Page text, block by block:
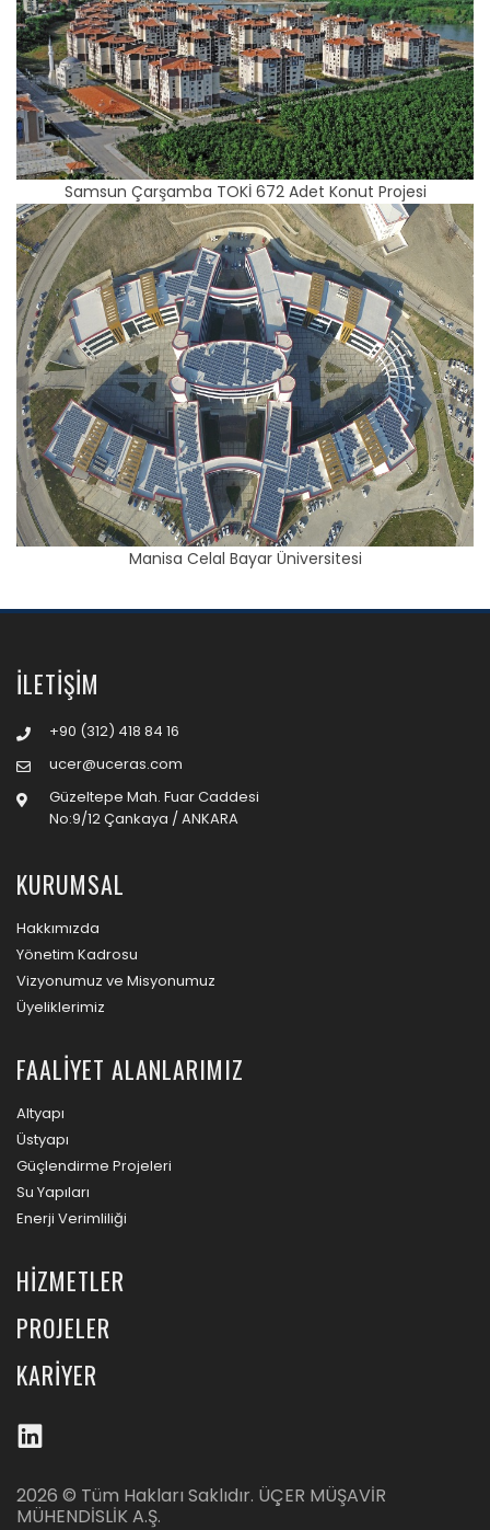
Samsun Çarşamba TOKİ 672 Adet Konut Projesi
Manisa Celal Bayar Üniversitesi
İLETIŞIM
+90 (312) 418 84 16
ucer@uceras.com
Güzeltepe Mah. Fuar Caddesi
No:9/12 Çankaya / ANKARA
KURUMSAL
Hakkımızda
Yönetim Kadrosu
Vizyonumuz ve Misyonumuz
Üyeliklerimiz
FAALIYET ALANLARIMIZ
Altyapı
Üstyapı
Güçlendirme Projeleri
Su Yapıları
Enerji Verimliliği
HİZMETLER
PROJELER
KARİYER
2026 © Tüm Hakları Saklıdır. ÜÇER MÜŞAVİR
MÜHENDİSLİK A.Ş.